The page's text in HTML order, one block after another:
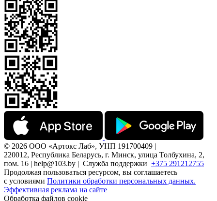
© 2026 ООО «Артокс Лаб», УНП 191700409 |
220012, Республика Беларусь, г. Минск, улица Толбухина, 2,
пом. 16 | help@103.by | Служба поддержки +375 291212755
Продолжая пользоваться ресурсом, вы соглашаетесь
с условиями Политики обработки персональных данных.
Эффективная реклама на сайте
Обработка файлов cookie